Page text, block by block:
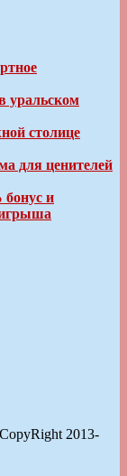
уральском
столице
для ценителей
и
2013-